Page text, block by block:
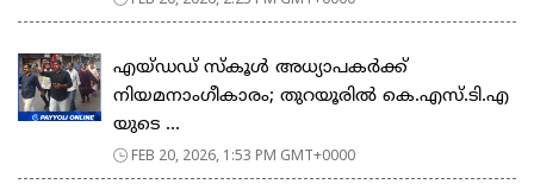
എയ്ഡഡ് സ്കൂൾ അധ്യാപകർക്ക്
നിയമനാംഗീകാരം; തുറയൂരിൽ കെ.എസ്.ടി.എ
യുടെ ...
FEB 20, 2026, 1:53 PM GMT+0000